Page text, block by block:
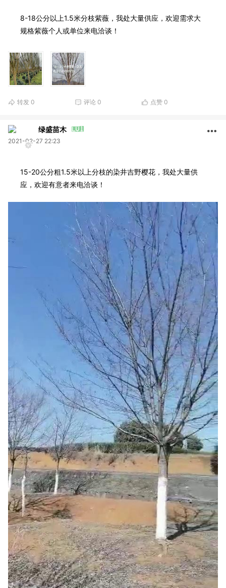
8-18公分以上1.5米分枝紫薇，我处大量供应，欢迎需求大
规格紫薇个人或单位来电洽谈！
转发 0 评论 0 点赞 0
绿盛苗木
2021-02-27 22:23
15-20公分粗1.5米以上分枝的染井吉野樱花，我处大量供
应，欢迎有意者来电洽谈！